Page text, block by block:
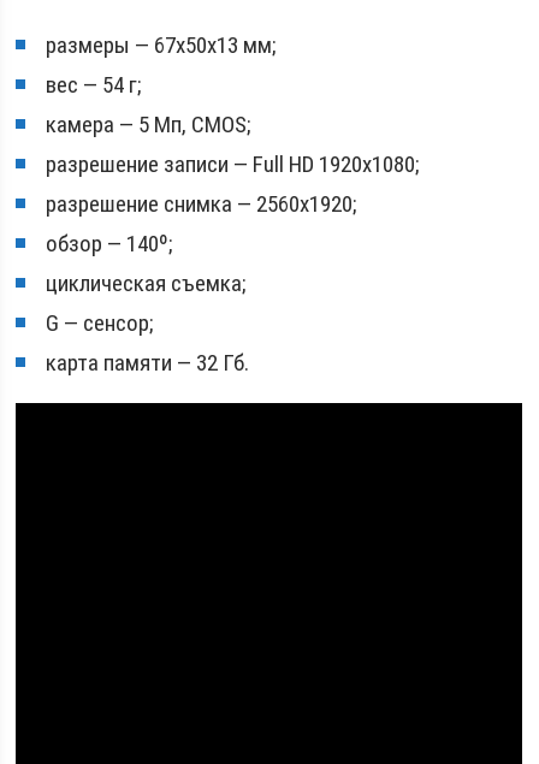
размеры — 67х50х13 мм;
вес — 54 г;
камера — 5 Мп, CMOS;
разрешение записи — Full HD 1920х1080;
разрешение снимка — 2560х1920;
обзор — 140º;
циклическая съемка;
G — сенсор;
карта памяти — 32 Гб.